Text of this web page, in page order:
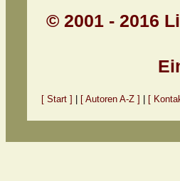
© 2001 - 2016
[ Start ] [ Autoren A-Z ] [